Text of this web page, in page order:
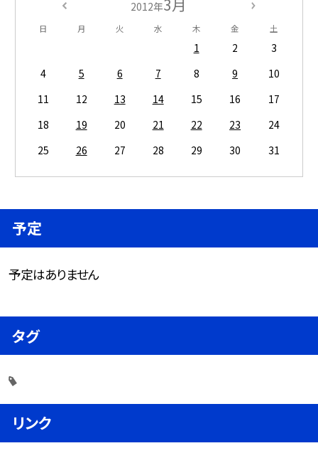
2012年
日 月 火 水 木 金 土
1 2
3
4
5 6 7 8 9
10
11
12 13 14 15 16
17
18
19 20 21 22 23
24
25
26 27 28 29 30 31
予定
予定はありません
タグ
リンク